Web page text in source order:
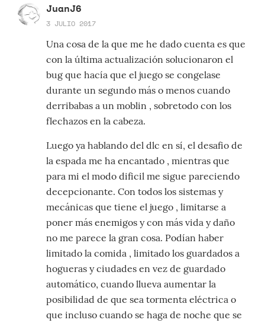
JuanJ6
3 JULIO 2017
Una cosa de la que me he dado cuenta es que
con la última actualización solucionaron el
bug que hacía que el juego se congelase
durante un segundo más o menos cuando
derribabas a un moblin , sobretodo con los
flechazos en la cabeza.
Luego ya hablando del dlc en sí, el desafio de
la espada me ha encantado , mientras que
para mi el modo dificil me sigue pareciendo
decepcionante. Con todos los sistemas y
mecánicas que tiene el juego , limitarse a
poner más enemigos y con más vida y daño
no me parece la gran cosa. Podían haber
limitado la comida , limitado los guardados a
hogueras y ciudades en vez de guardado
automático, cuando llueva aumentar la
posibilidad de que sea tormenta eléctrica o
que incluso cuando se haga de noche que se